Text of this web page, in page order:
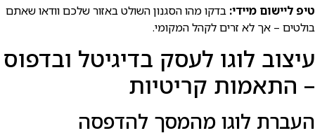
טיפ ליישום מיידי: בדקו מהו הסגנון השולט באזור שלכם וודאו שאתם
בולטים – אך לא זרים לקהל המקומי.
עיצוב לוגו לעסק בדיגיטל ובדפוס
– התאמות קריטיות
העברת לוגו מהמסך להדפסה